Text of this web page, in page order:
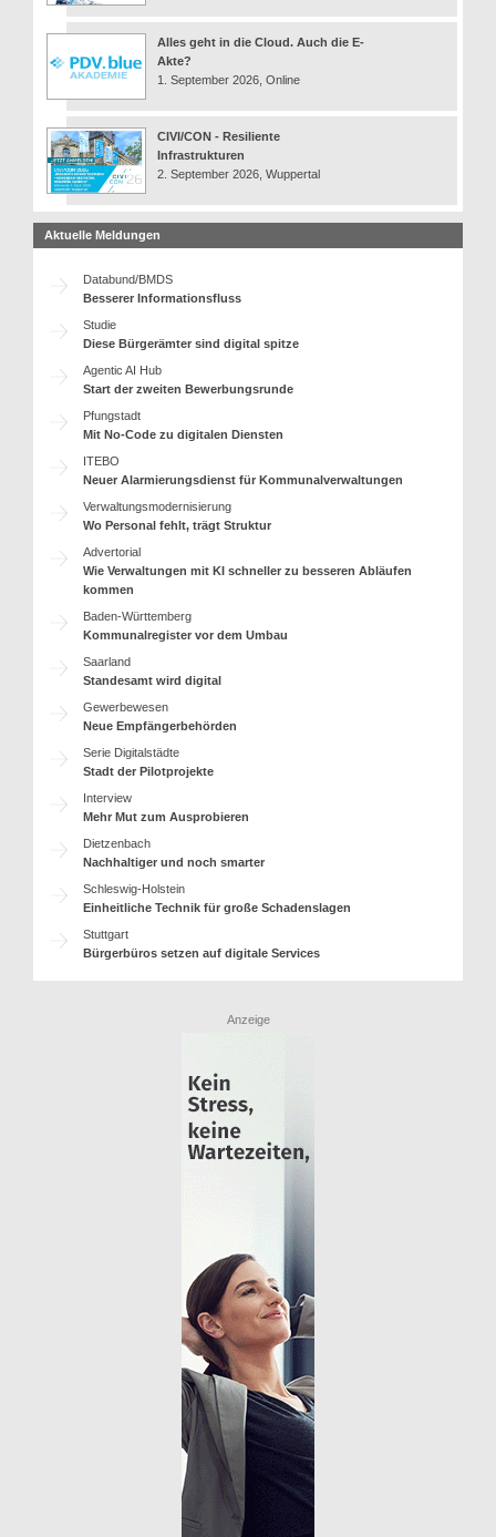
Alles geht in die Cloud. Auch die E-
Akte?
1. September 2026, Online
CIVI/CON - Resiliente
Infrastrukturen
2. September 2026, Wuppertal
Aktuelle Meldungen
Databund/BMDS
Besserer Informationsfluss
Studie
Diese Bürgerämter sind digital spitze
Agentic AI Hub
Start der zweiten Bewerbungsrunde
Pfungstadt
Mit No-Code zu digitalen Diensten
ITEBO
Neuer Alarmierungsdienst für Kommunalverwaltungen
Verwaltungsmodernisierung
Wo Personal fehlt, trägt Struktur
Advertorial
Wie Verwaltungen mit KI schneller zu besseren Abläufen
kommen
Baden-Württemberg
Kommunalregister vor dem Umbau
Saarland
Standesamt wird digital
Gewerbewesen
Neue Empfängerbehörden
Serie Digitalstädte
Stadt der Pilotprojekte
Interview
Mehr Mut zum Ausprobieren
Dietzenbach
Nachhaltiger und noch smarter
Schleswig-Holstein
Einheitliche Technik für große Schadenslagen
Stuttgart
Bürgerbüros setzen auf digitale Services
Anzeige